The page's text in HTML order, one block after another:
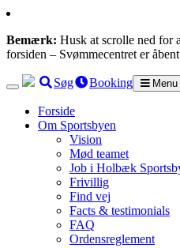
Bemærk: Husk at scrolle ned for
forsiden – Svømmecentret er
Søg Booking Menu
Forside
Om Sportsbyen
Vision
Mød teamet
Job i Holbæk
Frivillig
Find vej
Facts & testimonials
FAQ
Ordensreglement